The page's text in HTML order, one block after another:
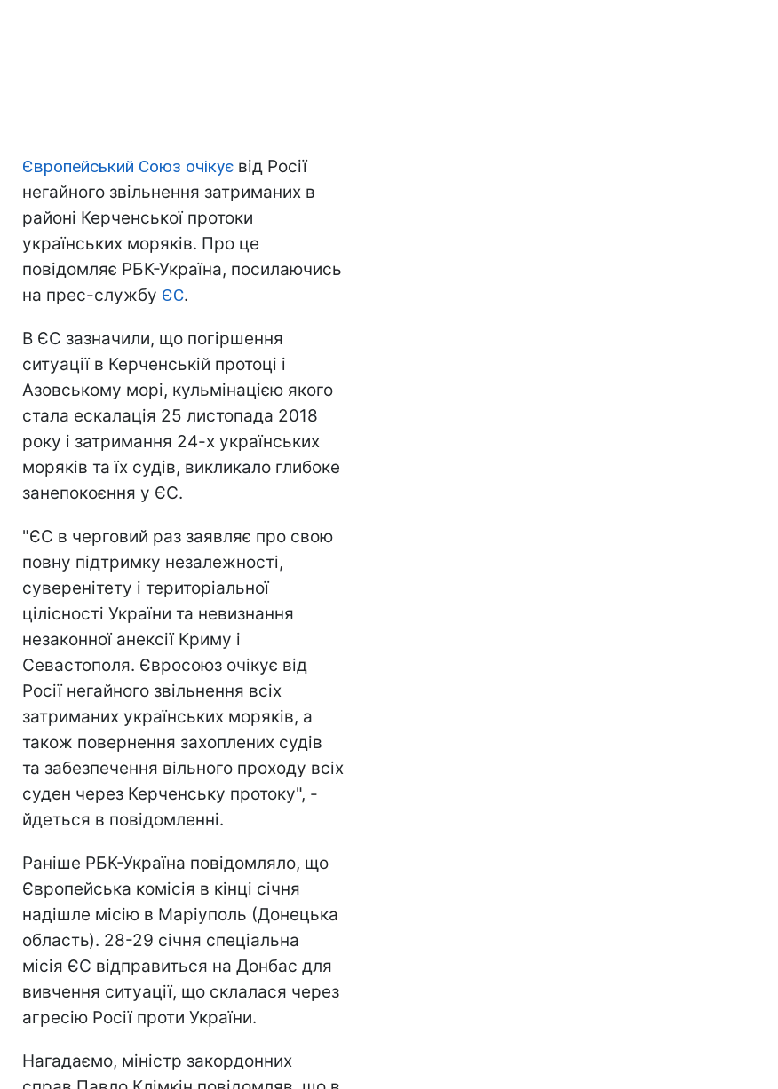
Європейський Союз очікує від Росії
негайного звільнення затриманих в
районі Керченської протоки
українських моряків. Про це
повідомляє РБК-Україна, посилаючись
на прес-службу ЄС.
В ЄС зазначили, що погіршення
ситуації в Керченській протоці і
Азовському морі, кульмінацією якого
стала ескалація 25 листопада 2018
року і затримання 24-х українських
моряків та їх судів, викликало глибоке
занепокоєння у ЄС.
"ЄС в черговий раз заявляє про свою
повну підтримку незалежності,
суверенітету і територіальної
цілісності України та невизнання
незаконної анексії Криму і
Севастополя. Євросоюз очікує від
Росії негайного звільнення всіх
затриманих українських моряків, а
також повернення захоплених судів
та забезпечення вільного проходу всіх
суден через Керченську протоку", -
йдеться в повідомленні.
Раніше РБК-Україна повідомляло, що
Європейська комісія в кінці січня
надішле місію в Маріуполь (Донецька
область). 28-29 січня спеціальна
місія ЄС відправиться на Донбас для
вивчення ситуації, що склалася через
агресію Росії проти України.
Нагадаємо, міністр закордонних